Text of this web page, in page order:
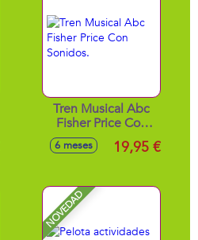
Tren Musical Abc
Fisher Price Con
Sonidos.
6 meses 19,95 €
NOVEDAD